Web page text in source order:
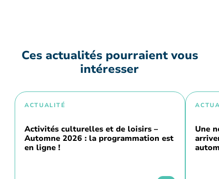
Ces actualités pourraient vous
intéresser
ACTUALITÉ
Activités culturelles et de loisirs –
Automne 2026 : la programmation est
en ligne !
Une